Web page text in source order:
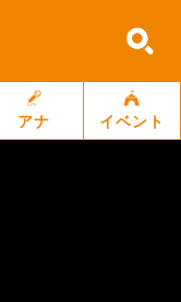
アナ イベント